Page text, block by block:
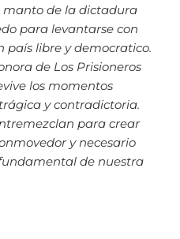
manto de la dictadura
para levantarse con
país libre y democratico.
de Los Prisioneros
los momentos
y contradictoria.
para crear
y necesario
de nuestra